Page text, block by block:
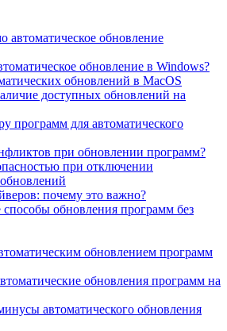
автоматическое обновление
обновление в Windows?
обновлений в MacOS
доступных обновлений на
программ для автоматического
при обновлении программ?
при отключении
почему это важно?
обновления программ без
обновлением программ
обновления программ на
автоматического обновления